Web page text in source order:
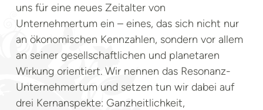
uns für eine neues Zeitalter von
Unternehmertum ein – eines, das sich nicht nur
an ökonomischen Kennzahlen, sondern vor allem
an seiner gesellschaftlichen und planetaren
Wirkung orientiert. Wir nennen das Resonanz-
Unternehmertum und setzen tun wir dabei auf
drei Kernanspekte: Ganzheitlichkeit,